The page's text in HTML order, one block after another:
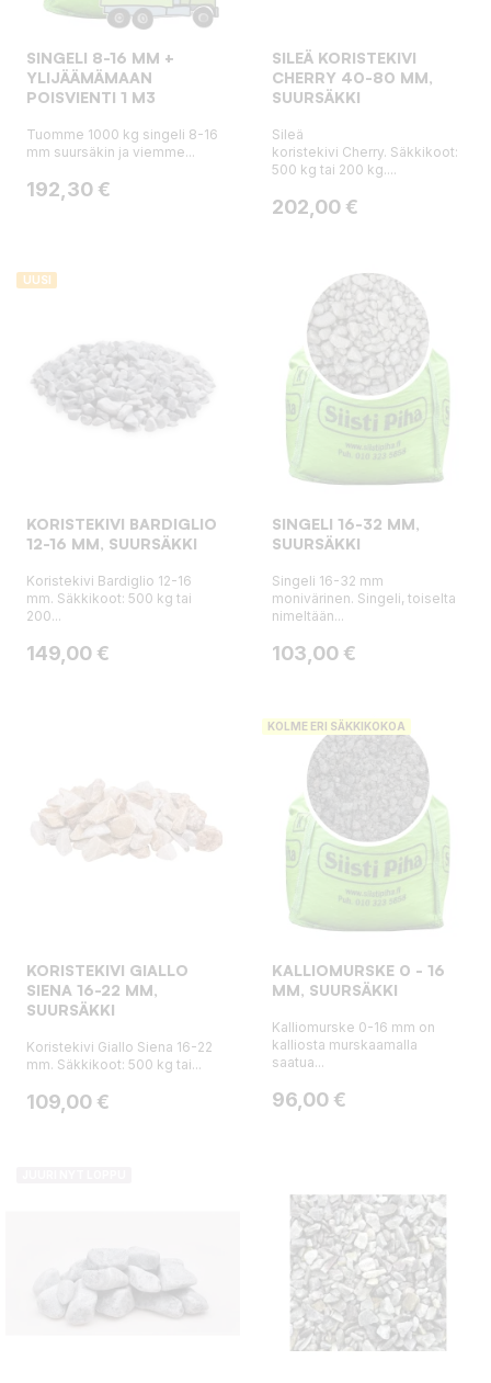
SINGELI 8-16 MM +
YLIJÄÄMÄMAAN
POISVIENTI 1 M3
Tuomme 1000 kg singeli 8-16
mm suursäkin ja viemme...
Hinta
192,30 €
SILEÄ KORISTEKIVI
CHERRY 40-80 MM,
SUURSÄKKI
Sileä
koristekivi Cherry. Säkkikoot:
500 kg tai 200 kg....
Hinta
202,00 €
UUSI
KORISTEKIVI BARDIGLIO
12-16 MM, SUURSÄKKI
Koristekivi Bardiglio 12-16
mm. Säkkikoot: 500 kg tai
200...
Hinta
149,00 €
SINGELI 16-32 MM,
SUURSÄKKI
Singeli 16-32 mm
monivärinen. Singeli, toiselta
nimeltään...
Hinta
103,00 €
KORISTEKIVI GIALLO
SIENA 16-22 MM,
SUURSÄKKI
Koristekivi Giallo Siena 16-22
mm. Säkkikoot: 500 kg tai...
Hinta
109,00 €
KOLME ERI SÄKKIKOKOA
KALLIOMURSKE 0 - 16
MM, SUURSÄKKI
Kalliomurske 0-16 mm on
kalliosta murskaamalla
saatua...
Hinta
96,00 €